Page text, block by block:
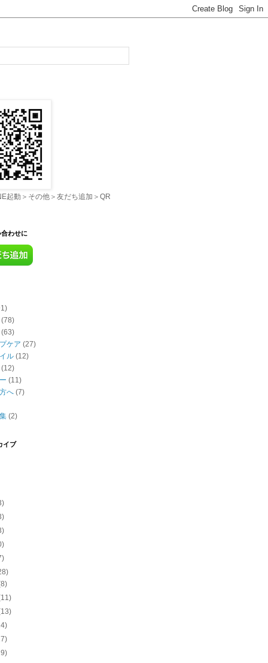
起動＞その他＞友だち追加＞QR
わせに
(78)
(63)
ケア (27)
ル (12)
(12)
(11)
へ (7)
(2)
イブ